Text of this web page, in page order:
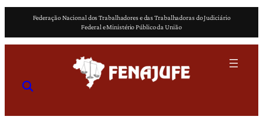
o
Federação Nacional dos Trabalhadores e das Trabalhadoras do Judiciário
Federal e Ministério Público da União